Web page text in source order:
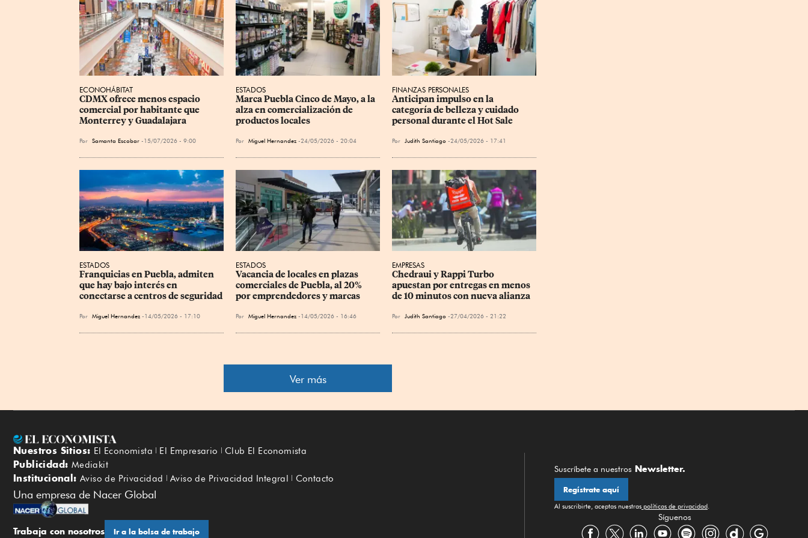
ECONOHÁBITAT
CDMX ofrece menos espacio
comercial por habitante que
Monterrey y Guadalajara
Por Samanta Escobar 15/07/2026 - 9:00
ESTADOS
Marca Puebla Cinco de Mayo, a la
alza en comercialización de
productos locales
Por Miguel Hernandez 24/05/2026 - 20:04
FINANZAS PERSONALES
Anticipan impulso en la
categoría de belleza y cuidado
personal durante el Hot Sale
Por Judith Santiago 24/05/2026 - 17:41
ESTADOS
Franquicias en Puebla, admiten
que hay bajo interés en
conectarse a centros de seguridad
Por Miguel Hernandez 14/05/2026 - 17:10
ESTADOS
Vacancia de locales en plazas
comerciales de Puebla, al 20%
por emprendedores y marcas
Por Miguel Hernandez 14/05/2026 - 16:46
EMPRESAS
Chedraui y Rappi Turbo
apuestan por entregas en menos
de 10 minutos con nueva alianza
Por Judith Santiago 27/04/2026 - 21:22
Ver más
Nuestros Sitios: El Economista El Empresario Club El Economista
Publicidad: Mediakit
Institucional: Aviso de Privacidad Aviso de Privacidad Integral Contacto
Una empresa de Nacer Global
Trabaja con nosotros Ir a la bolsa de trabajo
Suscríbete a nuestros Newsletter.
Regístrate aquí
Al suscribirte, aceptas nuestras políticas de privacidad
Síguenos